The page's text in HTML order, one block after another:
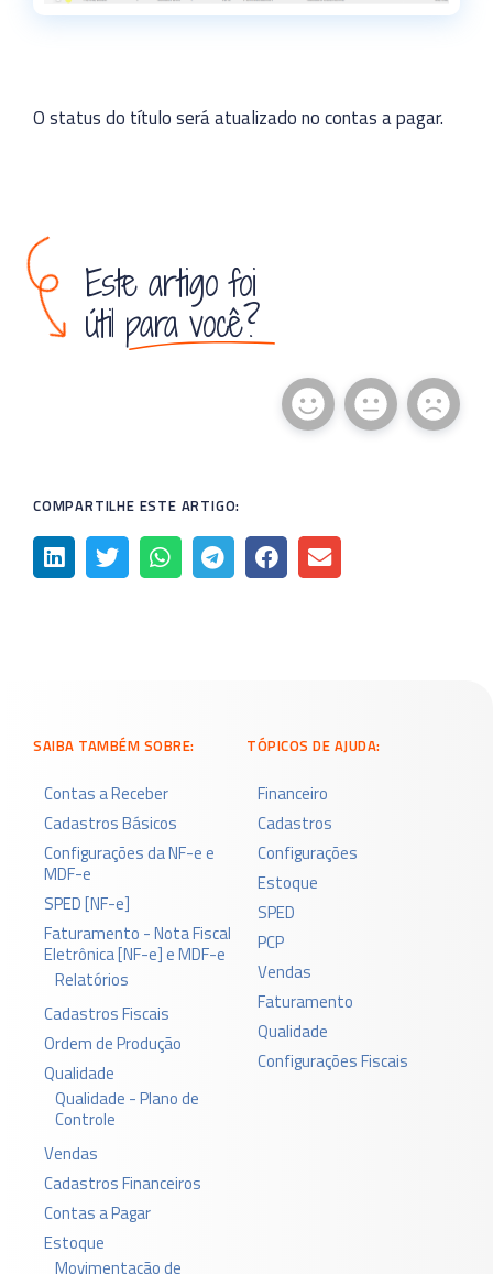
SAIBA TAMBÉM SOBRE:
Contas a Receber
Cadastros Básicos
Configurações da NF-e e
MDF-e
SPED [NF-e]
Faturamento - Nota Fiscal
Eletrônica [NF-e] e MDF-e
Relatórios
Cadastros Fiscais
Ordem de Produção
Qualidade
Qualidade - Plano de
Controle
Vendas
Cadastros Financeiros
Contas a Pagar
Estoque
Movimentação de
TÓPICOS DE AJUDA:
Financeiro
Cadastros
Configurações
Estoque
SPED
PCP
Vendas
Faturamento
Qualidade
Configurações Fiscais
O status do título será atualizado no contas a pagar.
Este artigo foi
útil para você?
COMPARTILHE ESTE ARTIGO: